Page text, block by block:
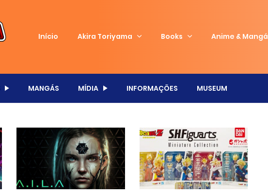
Início Akira Toriyama Books Anime & Mangá
MANGÁS MÍDIA INFORMAÇÕES MUSEUM